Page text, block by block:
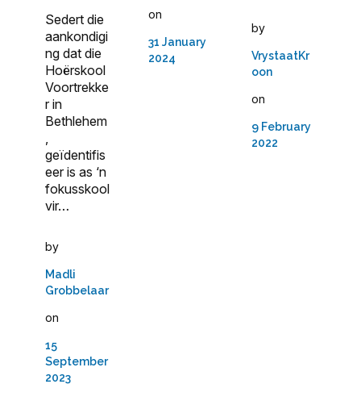
Sedert die
aankondigi
ng dat die
Hoërskool
Voortrekke
r in
Bethlehem
,
geïdentifis
eer is as ‘n
fokusskool
vir…
by
Madli
Grobbelaar
on
15
September
2023
on
31 January
2024
by
VrystaatKr
oon
on
9 February
2022